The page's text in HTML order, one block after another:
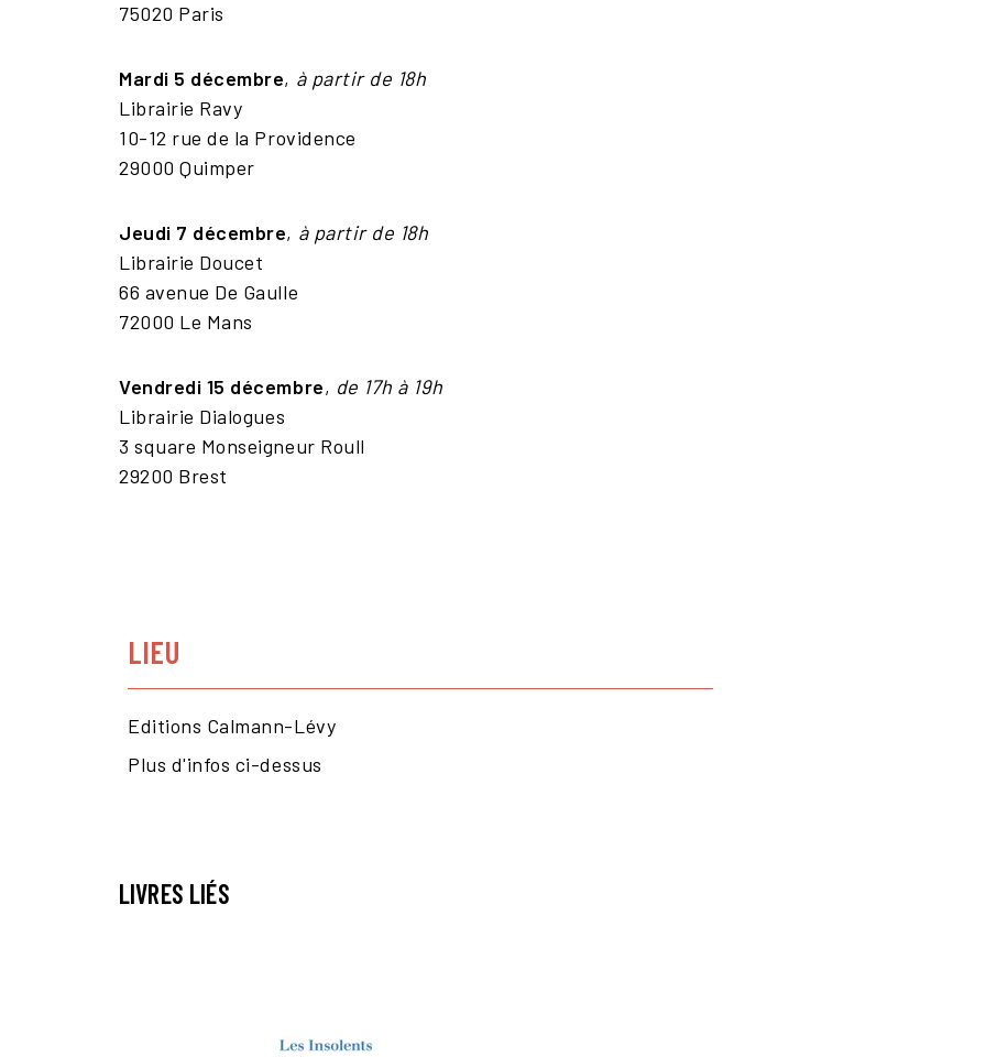
75020 Paris
Mardi 5 décembre, à partir de 18h
Librairie Ravy
10-12 rue de la Providence
29000 Quimper
Jeudi 7 décembre, à partir de 18h
Librairie Doucet
66 avenue De Gaulle
72000 Le Mans
Vendredi 15 décembre, de 17h à 19h
Librairie Dialogues
3 square Monseigneur Roull
29200 Brest
LIEU
Editions Calmann-Lévy
Plus d'infos ci-dessus
LIVRES LIÉS